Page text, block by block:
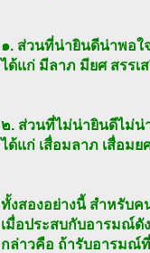
๑. ส่วนที่น่ายินดีน่าพอใ
ได้แก่ มีลาภ มียศ สรร
๒. ส่วนที่ไม่น่ายินดีไม่น่
ได้แก่ เสื่อมลาภ เสื่อม
ทั้งสองอย่างนี้ สำหรับ
เมื่อประสบกับอารมณ์ดั
กล่าวคือ ถ้ารับอารมณ์ที่